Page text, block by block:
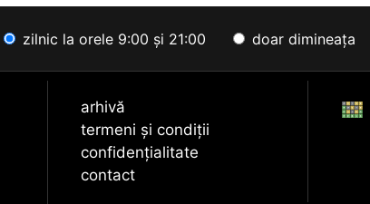
zilnic la orele 9:00 și 21:00 doar dimineața
arhivă
termeni și condiții
confidențialitate
contact